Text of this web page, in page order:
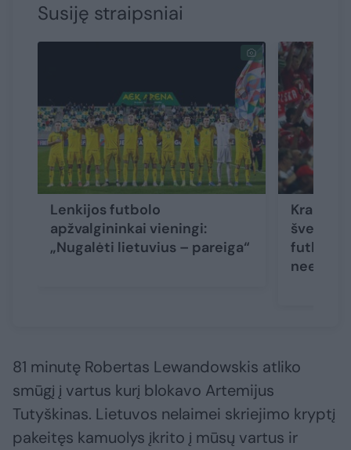
Susiję straipsniai
Lenkijos futbolo
apžvalgininkai vieningi:
„Nugalėti lietuvius – pareiga“
Krauju
81 minutę Robertas Lewandowskis atliko
smūgį į vartus kurį blokavo Artemijus
Tutyškinas. Lietuvos nelaimei skriejimo kryptį
pakeitęs kamuolys įkrito į mūsų vartus ir